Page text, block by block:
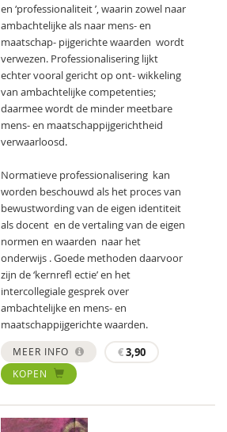
en ‘professionaliteit ’, waarin zowel naar
ambachtelijke als naar mens- en
maatschap- pijgerichte waarden wordt
verwezen. Professionalisering lijkt
echter vooral gericht op ont- wikkeling
van ambachtelijke competenties;
daarmee wordt de minder meetbare
mens- en maatschappijgerichtheid
verwaarloosd.
Normatieve professionalisering kan
worden beschouwd als het proces van
bewustwording van de eigen identiteit
als docent en de vertaling van de eigen
normen en waarden naar het
onderwijs . Goede methoden daarvoor
zijn de ‘kernreﬂ ectie’ en het
intercollegiale gesprek over
ambachtelijke en mens- en
maatschappijgerichte waarden.
MEER INFO €3,90
KOPEN